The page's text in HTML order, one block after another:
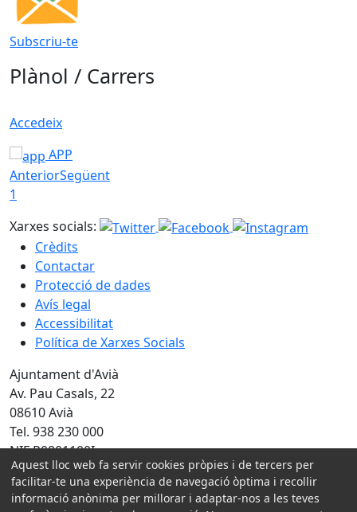
Subscriu-te
Plànol / Carrers
Accedeix
APP
AnteriorSegüent
1
Xarxes socials:
Crèdits
Contactar
Protecció de dades
Avís legal
Accessibilitat
Política de Xarxes Socials
Ajuntament d'Avià
Av. Pau Casals, 22
08610 Avià
Tel. 938 230 000
NIF P0801100I
Amb la col·laboració de:
Aquest lloc web fa servir cookies pròpies i de tercers per
facilitar-te una experiència de navegació òptima i recollir
informació anònima per millorar i adaptar-nos a les teves